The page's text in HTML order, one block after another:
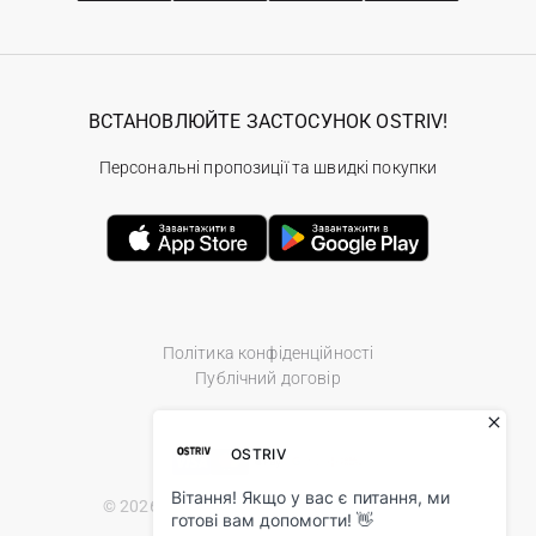
Політика конфіденційності
Публічний договір
© 2026 Ostriv.ua Store. All Rights Reserved.
ВСТАНОВЛЮЙТЕ ЗАСТОСУНОК OSTRIV!
Персональні пропозиції та швидкі покупки